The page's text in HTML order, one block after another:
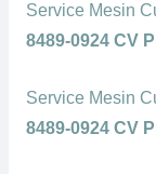
Service Mesin
8489-0924 CV
Service Mesin
8489-0924 CV